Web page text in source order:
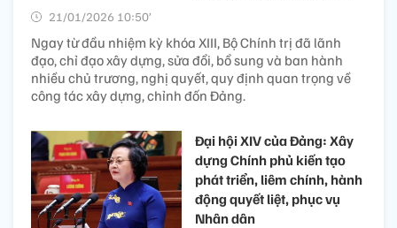
21/01/2026 10:50’
Ngay từ đầu nhiệm kỳ khóa XIII, Bộ Chính trị đã lãnh
đạo, chỉ đạo xây dựng, sửa đổi, bổ sung và ban hành
nhiều chủ trương, nghị quyết, quy định quan trọng về
công tác xây dựng, chỉnh đốn Đảng.
Đại hội XIV của Đảng: Xây
dựng Chính phủ kiến tạo
phát triển, liêm chính, hành
động quyết liệt, phục vụ
Nhân dân